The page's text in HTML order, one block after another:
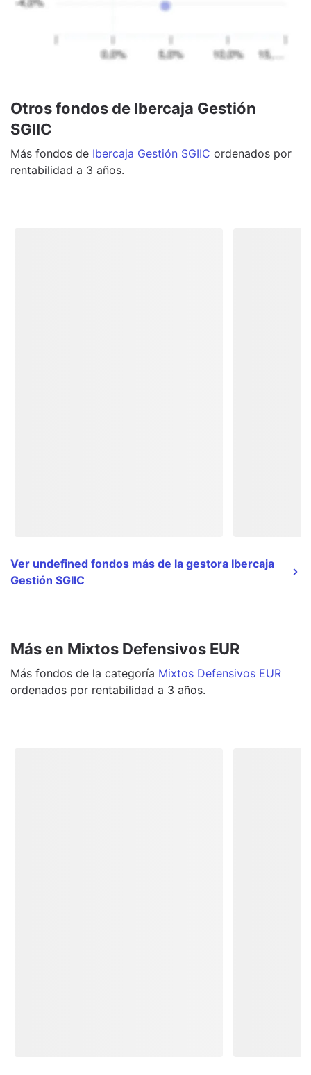
Otros fondos de Ibercaja Gestión
SGIIC
Más fondos de Ibercaja Gestión SGIIC ordenados por
rentabilidad a 3 años.
Ver undefined fondos más de la gestora Ibercaja
Gestión SGIIC
Más en Mixtos Defensivos EUR
Más fondos de la categoría Mixtos Defensivos EUR
ordenados por rentabilidad a 3 años.